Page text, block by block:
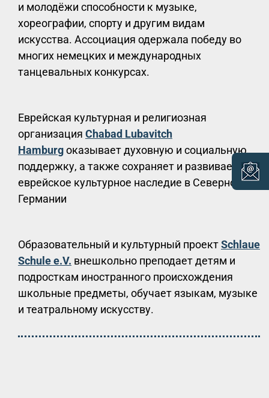
и молодёжи способности к музыке,
хореографии, спорту и другим видам
искусства. Ассоциация одержала победу во
многих немецких и международных
танцевальных конкурсах.
Еврейская культурная и религиозная
организация Chabad Lubavitch
Hamburgоказывает духовную и социальную
поддержку, а также сохраняет и развивает
еврейское культурное наследие в Северной
Германии
Образовательный и культурный проектSchlaue
Schule e.V. внешкольно преподает детям и
подросткам иностранного происхождения
школьные предметы, обучает языкам, музыке
и театральному искусству.